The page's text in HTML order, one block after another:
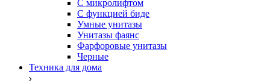
С микролифтом
С функцией биде
Умные унитазы
Унитазы фаянс
Фарфоровые унитазы
Черные
Техника для дома